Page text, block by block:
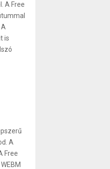
A Free
is
A
Free